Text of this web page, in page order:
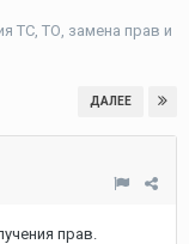
ТС, ТО, замена прав и
ДАЛЕЕ
прав.